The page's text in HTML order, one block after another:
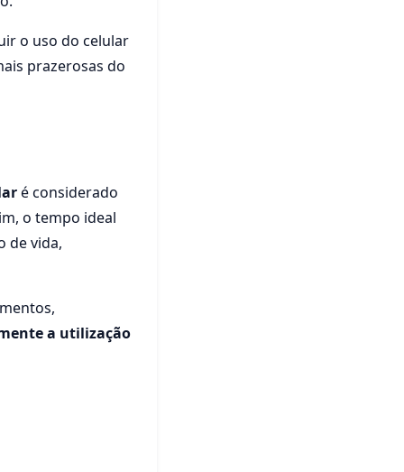
o uso do celular
prazerosas do
é considerado
o tempo ideal
de vida,
a utilização